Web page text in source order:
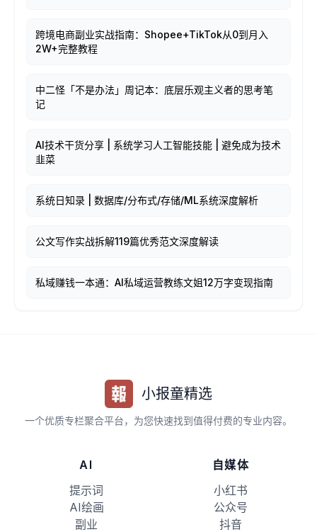
跨境电商副业实战指南：Shopee+TikTok从0到月入
2W+完整教程
中二怪「不是办法」周记本：底层乐观主义者的思考笔
记
AI技术干货分享 | 系统学习人工智能技能 | 避免成为技术
韭菜
系统日知录 | 数据库/分布式/存储/ML系统深度解析
公文写作实战拆解119篇优秀范文深度解读
私域赚钱一本通：AI私域运营教练文姐12万字变现指南
小报童精选
一个优质专栏聚合平台，为您快速找到值得付费的专业内容。
AI
提示词
AI绘画
副业
自媒体
小红书
公众号
抖音